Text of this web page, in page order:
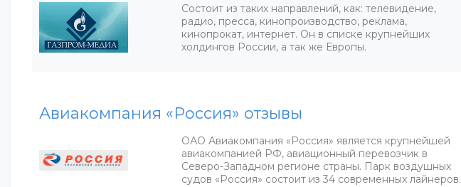
Состоит из таких направлений, как: телевидение,
радио, пресса, кинопроизводство, реклама,
кинопрокат, интернет. Он в списке крупнейших
холдингов России, а так же Европы.
Авиакомпания «Россия» отзывы
ОАО Авиакомпания «Россия» является крупнейшей
авиакомпанией РФ, авиационный перевозчик в
Северо-Западном регионе страны. Парк воздушных
судов «Россия» состоит из 34 современных лайнеров.